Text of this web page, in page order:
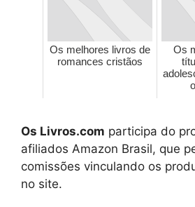
Os melhores livros de
romances cristãos
Os
Os Livros.com participa do
afiliados Amazon Brasil, que
comissões vinculando os
no site.